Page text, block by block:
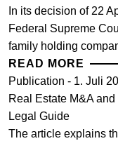
In its decision of 22
Federal Supreme
family holding
READ MORE
Publication - 1. Juli
Real Estate M&A
Legal Guide
The article explains